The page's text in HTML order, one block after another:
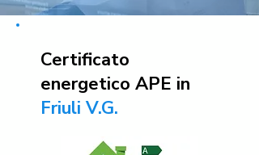
Certificato
energetico APE in
Friuli V.G.